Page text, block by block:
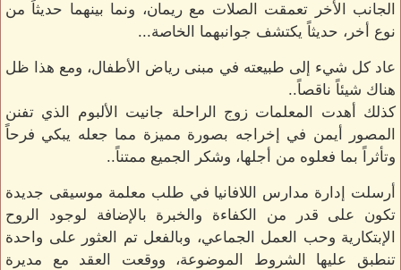
الجانب الأخر تعمقت الصلات مع ريمان، ونما بينهما حديثاً من
نوع أخر، حديثاً يكتشف جوانبهما الخاصة...
عاد كل شيء إلى طبيعته في مبنى رياض الأطفال، ومع هذا ظل
هناك شيئاً ناقصاً..
كذلك أهدت المعلمات زوج الراحلة جانيت الألبوم الذي تفنن
المصور أيمن في إخراجه بصورة مميزة مما جعله يبكي فرحاً
وتأثراً بما فعلوه من أجلها، وشكر الجميع ممتناً..
أرسلت إدارة مدارس اللافانيا في طلب معلمة موسيقى جديدة
تكون على قدر من الكفاءة والخبرة بالإضافة لوجود الروح
الإبتكارية وحب العمل الجماعي، وبالفعل تم العثور على واحدة
تنطبق عليها الشروط الموضوعة، ووقعت العقد مع مديرة